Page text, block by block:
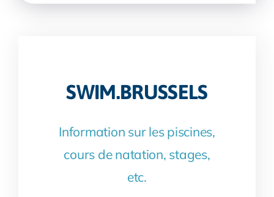
SWIM.BRUSSELS
Information sur les piscines,
cours de natation, stages,
etc.